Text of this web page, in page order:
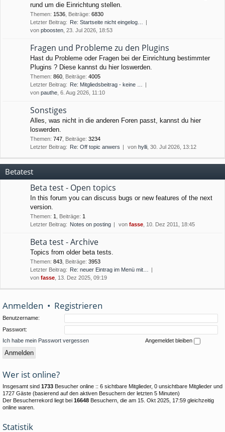
rund um die Einrichtung stellen.
Themen: 1536 Beiträge: 6830
Letzter Beitrag: Re: Startseite nicht eingelog…
von pboosten , 23. Jul 2026, 18:53
Fragen und Probleme zu den Plugins
Hast du Probleme oder Fragen bei der Einrichtung bestimmter
Plugins ? Diese kannst du hier loswerden.
Themen: 860 Beiträge: 4005
Letzter Beitrag: Re: Mitgliedsbeitrag - keine …
von pauthe , 6. Aug 2026, 11:10
Sonstiges
Alles, was nicht in die anderen Foren passt, kannst du hier
loswerden.
Themen: 747 Beiträge: 3234
Letzter Beitrag: Re: Off topic anwers von hylli , 30. Jul 2026, 13:12
Betatest
Beta test - Open topics
In this forum you can discuss bugs or new features of the next
version.
Themen: 1 Beiträge: 1
Letzter Beitrag: Notes on posting von fasse , 10. Dez 2011, 18:45
Beta test - Archive
Topics from older beta tests.
Themen: 843 Beiträge: 3953
Letzter Beitrag: Re: neuer Eintrag im Menü mit…
von fasse , 13. Dez 2025, 09:19
Anmelden • Registrieren
Benutzername:
Passwort:
Ich habe mein Passwort vergessen
Angemeldet bleiben
Wer ist online?
Insgesamt sind 1733 Besucher online :: 6 sichtbare Mitglieder, 0 unsichtbare Mitglieder und
1727 Gäste (basierend auf den aktiven Besuchern der letzten 5 Minuten)
Der Besucherrekord liegt bei 16648 Besuchern, die am 15. Okt 2025, 17:59 gleichzeitig
online waren.
Statistik